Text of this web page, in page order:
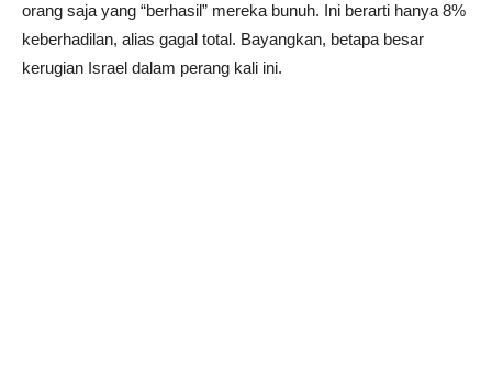
orang saja yang “berhasil” mereka bunuh. Ini berarti hanya 8%
keberhadilan, alias gagal total. Bayangkan, betapa besar
kerugian Israel dalam perang kali ini.